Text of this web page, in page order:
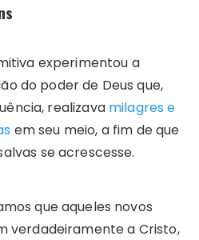
experimentou a
do poder de Deus que,
realizava milagres e
em seu meio, a fim de que
se acrescesse.
que aqueles novos
verdadeiramente a Cristo,